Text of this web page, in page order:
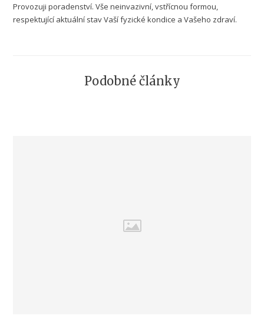
Provozuji poradenství. Vše neinvazivní, vstřícnou formou,
respektující aktuální stav Vaší fyzické kondice a Vašeho zdraví.
Podobné články